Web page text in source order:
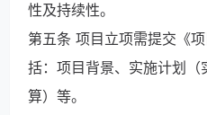
性及持续性。
第五条 项目立项需提交《
括：项目背景、实施计划
算）等。